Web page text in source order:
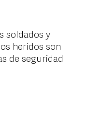
soldados y
heridos son
de seguridad